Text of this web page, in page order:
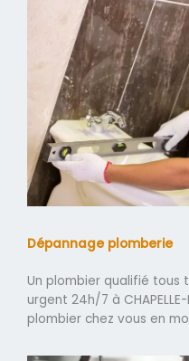
Dépannage plomberie
Un plombier qualifié tous
urgent 24h/7 à CHAPELLE-
plombier chez vous en